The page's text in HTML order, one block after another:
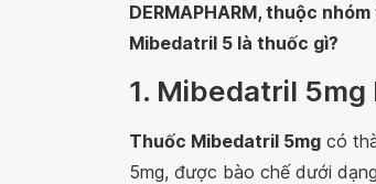
DERMAPHARM, thuộc
Mibedatril 5 là thuốc gì?
1. Mibedatril 5mg
Thuốc Mibedatril 5mg có
5mg, được bào chế dưới